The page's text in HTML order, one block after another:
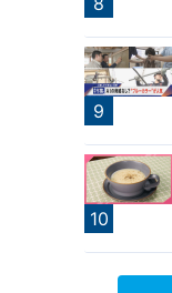
9
10